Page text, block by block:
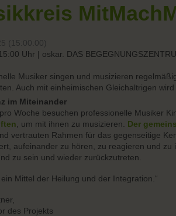
(15:00:00)
Uhr | oskar. DAS
Musiker singen und musizieren
Auch mit einheimischen Gleichaltrigen
im Miteinander
Woche besuchen professionelle Musiker
, um mit ihnen zu musizieren. Der
vertrauten Rahmen für das gegenseitige
aufeinander zu hören, zu reagieren und
zu sein und wieder zurückzutreten.
ein Mittel der Heilung und der Integration.“
des Projekts